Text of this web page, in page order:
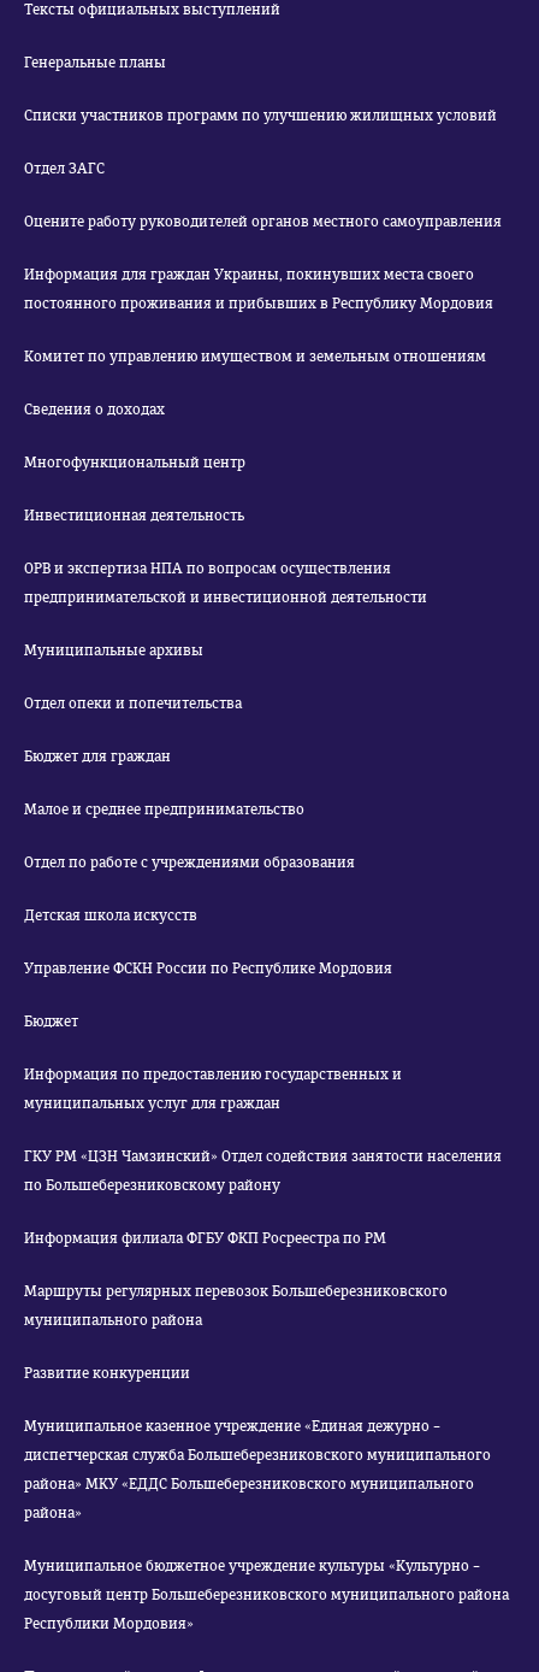
Тексты официальных выступлений
Генеральные планы
Списки участников программ по улучшению жилищных условий
Отдел ЗАГС
Оцените работу руководителей органов местного самоуправления
Информация для граждан Украины, покинувших места своего
постоянного проживания и прибывших в Республику Мордовия
Комитет по управлению имуществом и земельным отношениям
Сведения о доходах
Многофункциональный центр
Инвестиционная деятельность
ОРВ и экспертиза НПА по вопросам осуществления
предпринимательской и инвестиционной деятельности
Муниципальные архивы
Отдел опеки и попечительства
Бюджет для граждан
Малое и среднее предпринимательство
Отдел по работе с учреждениями образования
Детская школа искусств
Управление ФСКН России по Республике Мордовия
Бюджет
Информация по предоставлению государственных и
муниципальных услуг для граждан
ГКУ РМ «ЦЗН Чамзинский» Отдел содействия занятости населения
по Большеберезниковскому району
Информация филиала ФГБУ ФКП Росреестра по РМ
Маршруты регулярных перевозок Большеберезниковского
муниципального района
Развитие конкуренции
Муниципальное казенное учреждение «Единая дежурно –
диспетчерская служба Большеберезниковского муниципального
района» МКУ «ЕДДС Большеберезниковского муниципального
района»
Муниципальное бюджетное учреждение культуры «Культурно –
досуговый центр Большеберезниковского муниципального района
Республики Мордовия»